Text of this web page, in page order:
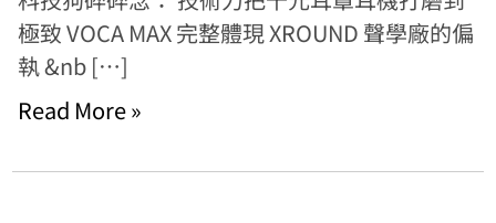
極致 VOCA MAX 完整體現 XROUND 聲學廠的偏
執 &nb […]
Read More »